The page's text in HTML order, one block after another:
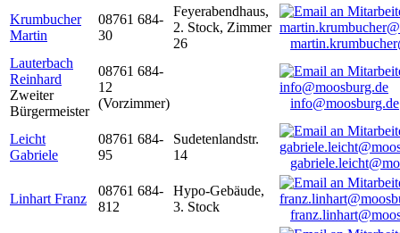
Krumbucher
Martin
08761 684-
30
Feyerabendhaus,
2. Stock, Zimmer
26
Lauterbach
Reinhard
Zweiter
Bürgermeister
08761 684-
12
(Vorzimmer)
info@moosburg.de
Leicht
Gabriele
08761 684-
95
Sudetenlandstr.
14
Linhart Franz
08761 684-
812
Hypo-Gebäude,
3. Stock